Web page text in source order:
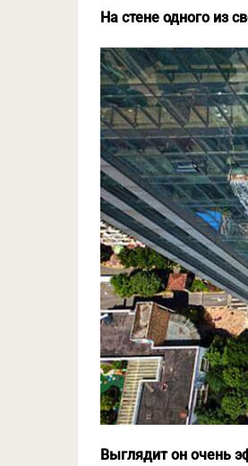
На стене одного из
Выглядит он очень